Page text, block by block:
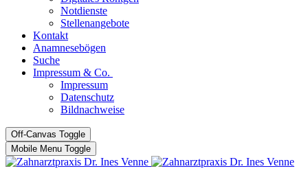
Notdienste
Stellenangebote
Kontakt
Anamnesebögen
Suche
Impressum & Co.
Impressum
Datenschutz
Bildnachweise
Off-Canvas Toggle
Mobile Menu Toggle